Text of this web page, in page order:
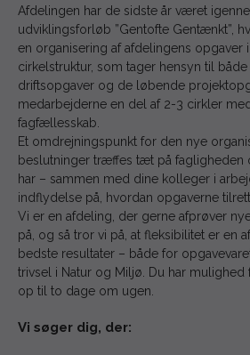
Afdelingen har de sidste år været
udviklingsforløb ”Gentofte Gentænkt”,
en organisering af afdelingens opgaver
cirkelstruktur, som tager hensyn til
driftsopgaver og de løbende
medarbejderne en del af 2-3 cirkler
fagfællesskab.
Et omdrejningspunkt for den nye
beslutninger træffes tæt på fagligheden
har – sammen med dine kolleger i
indflydelse på, hvordan opgaverne
Vi er en afdeling, der gerne afprøver
på, og så tror vi på, at fleksibilitet er en
bedste resultater – både for
trivsel i Natur og Miljø. Du har
op til to dage om ugen.
Vi søger dig, der: